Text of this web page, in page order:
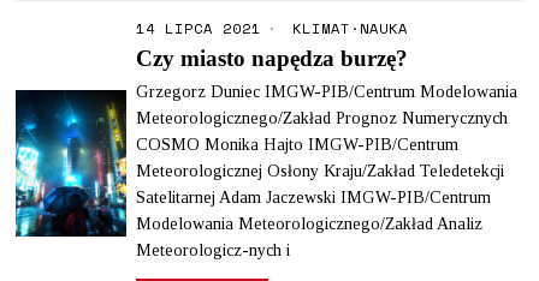
14 LIPCA 2021 KLIMAT · NAUKA
Czy miasto napędza burzę?
Grzegorz Duniec IMGW-PIB/Centrum Modelowania
Meteorologicznego/Zakład Prognoz Numerycznych
COSMO Monika Hajto IMGW-PIB/Centrum
Meteorologicznej Osłony Kraju/Zakład Teledetekcji
Satelitarnej Adam Jaczewski IMGW-PIB/Centrum
Modelowania Meteorologicznego/Zakład Analiz
Meteorologicz-nych i